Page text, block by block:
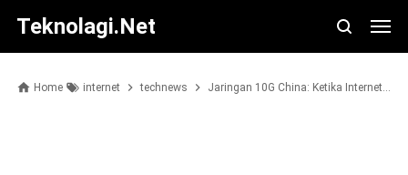
Teknolagi.net
Home internet technews Jaringan 10G China: Ketika Internet Kenceng Banget Jadi Kenyataan